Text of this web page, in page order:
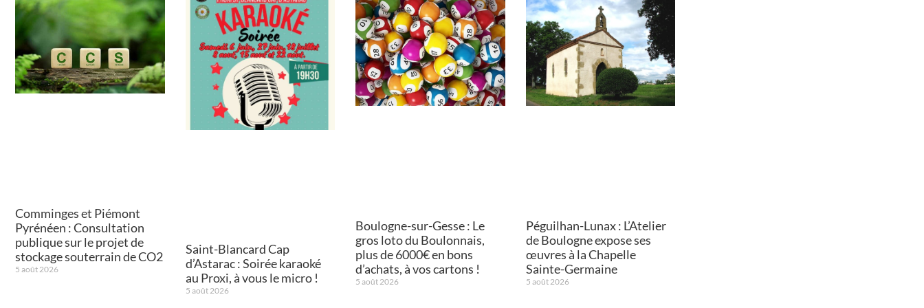
Comminges et Piémont
Pyrénéen : Consultation
publique sur le projet de
stockage souterrain de CO2
5 août 2026
Saint-Blancard Cap
d’Astarac : Soirée karaoké
au Proxi, à vous le micro !
5 août 2026
Boulogne-sur-Gesse : Le
gros loto du Boulonnais,
plus de 6000€ en bons
d’achats, à vos cartons !
5 août 2026
Péguilhan-Lunax : L’Atelier
de Boulogne expose ses
œuvres à la Chapelle
Sainte-Germaine
5 août 2026